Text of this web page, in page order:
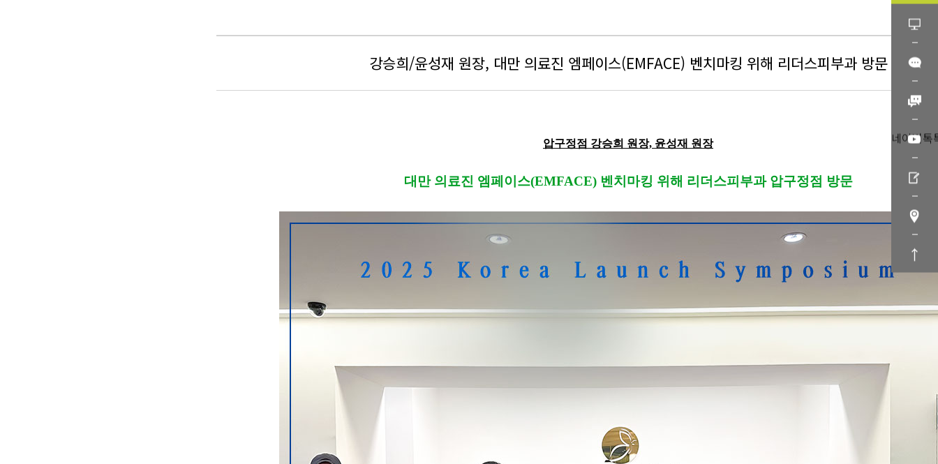
강승희/윤성재 원장, 대만 의료진 엠페이스(EMFACE) 벤치마킹 위해 리더스피부과 방문
압구정점 강승희 원장, 윤성재 원장
대만 의료진 엠페이스(EMFACE) 벤치마킹 위해 리더스피부과 압구정점 방문
네이버톡